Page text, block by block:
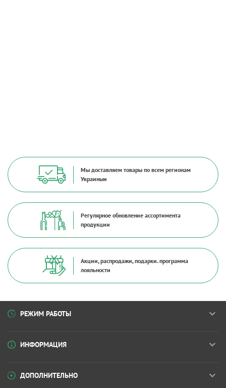
Мы доставляем товары по всем регионам
Украиныи
Регулярное обновление ассортимента
продукции
Акции, распродажи, подарки. программа
лояльности
РЕЖИМ РАБОТЫ
ИНФОРМАЦИЯ
ДОПОЛНИТЕЛЬНО